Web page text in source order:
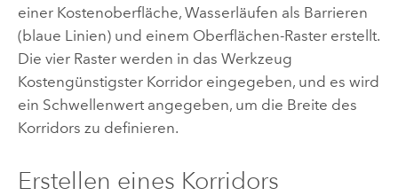
einer Kostenoberfläche, Wasserläufen als Barrieren
(blaue Linien) und einem Oberflächen-Raster erstellt.
Die vier Raster werden in das Werkzeug
Kostengünstigster Korridoreingegeben, und es wird
ein Schwellenwert angegeben, um die Breite des
Korridors zu definieren.
Erstellen eines Korridors